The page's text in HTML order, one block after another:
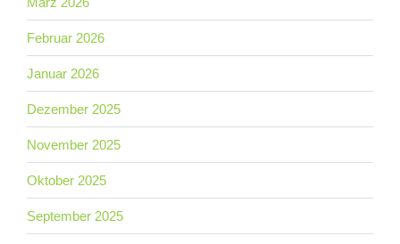
Februar 2026
Januar 2026
Dezember 2025
November 2025
Oktober 2025
September 2025